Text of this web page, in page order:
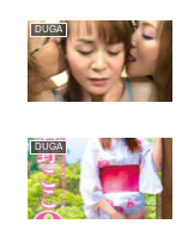
DUGA
DUGA